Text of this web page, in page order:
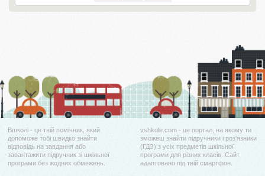
Вшколі - це твій помічник, який
допоможе тобі швидко знайти
відповідь на завдання або
завантажити підручник зі шкільної
програми без жодних обмежень.
vshkole.com - це портал, на якому ти
зможеш знайти підручники і роз'язники
(ГДЗ) з усіх предметів шкільної
програми для різних класів. Сайт
адаптовано під твій смартфон.